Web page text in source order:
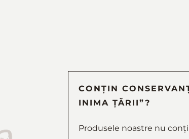
CONȚIN
INIMA ȚĂRII”?
Produsele noastre nu